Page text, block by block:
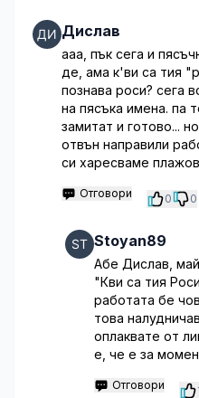
Дислав
ааа, пък сега и
де, ама к'ви са тия
познава роси? сега
на пясъка имена. па
замитат и готово...
отвън направили
си харесваме
Отговори 0 0
Stoyan89
Абе Дислав,
"Кви са тия
работата бе
това
оплаквате от
е, че е за
Отговори